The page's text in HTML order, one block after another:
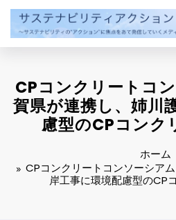
ン
CPコンクリートコ
賀県が連携し、姉川
慮型のCPコンク
ホーム
CPコンクリートコンソーシア
岸工事に環境配慮型のCP